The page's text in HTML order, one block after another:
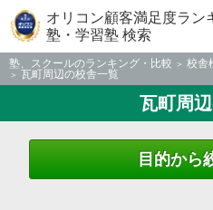
オリコン顧客満足度ラン
塾・学習塾 検索
塾、スクールのランキング・比較 校舎
瓦町周辺の校舎一覧
瓦町周
目的から